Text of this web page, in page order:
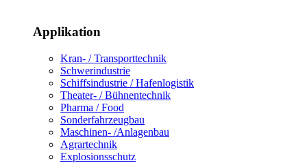
Applikation
Kran- / Transporttechnik
Schwerindustrie
Schiffsindustrie / Hafenlogistik
Theater- / Bühnentechnik
Pharma / Food
Sonderfahrzeugbau
Maschinen- /Anlagenbau
Agrartechnik
Explosionsschutz